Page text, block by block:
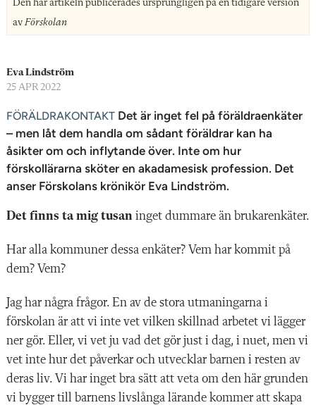
Den här artikeln publicerades ursprungligen på en tidigare version
avFörskolan
Eva Lindström
25 APR 2022
FÖRÄLDRAKONTAKT Det är inget fel på föräldraenkäter
– men låt dem handla om sådant föräldrar kan ha
åsikter om och inflytande över. Inte om hur
förskollärarna sköter en akadamesisk profession. Det
anser Förskolans krönikör Eva Lindström.
Det finns ta mig tusan inget dummare än brukarenkäter.
Har alla kommuner dessa enkäter? Vem har kommit på
dem? Vem?
Jag har några frågor. En av de stora utmaningarna i
förskolan är att vi inte vet vilken skillnad arbetet vi lägger
ner gör. Eller, vi vet ju vad det gör just i dag, i nuet, men vi
vet inte hur det påverkar och utvecklar barnen i resten av
deras liv. Vi har inget bra sätt att veta om den här grunden
vi bygger till barnens livslånga lärande kommer att skapa